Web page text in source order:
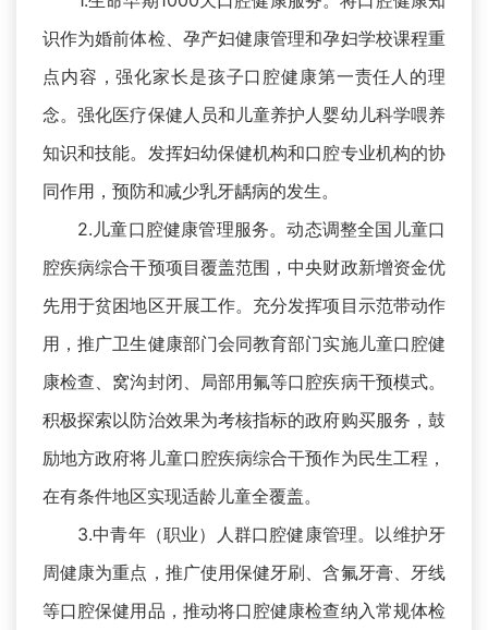
识作为婚前体检、孕产妇健康管理和孕妇学校课程重
点内容，强化家长是孩子口腔健康第一责任人的理
念。强化医疗保健人员和儿童养护人婴幼儿科学喂养
知识和技能。发挥妇幼保健机构和口腔专业机构的协
同作用，预防和减少乳牙龋病的发生。
2.儿童口腔健康管理服务。动态调整全国儿童口
腔疾病综合干预项目覆盖范围，中央财政新增资金优
先用于贫困地区开展工作。充分发挥项目示范带动作
用，推广卫生健康部门会同教育部门实施儿童口腔健
康检查、窝沟封闭、局部用氟等口腔疾病干预模式。
积极探索以防治效果为考核指标的政府购买服务，鼓
励地方政府将儿童口腔疾病综合干预作为民生工程，
在有条件地区实现适龄儿童全覆盖。
3.中青年（职业）人群口腔健康管理。以维护牙
周健康为重点，推广使用保健牙刷、含氟牙膏、牙线
等口腔保健用品，推动将口腔健康检查纳入常规体检